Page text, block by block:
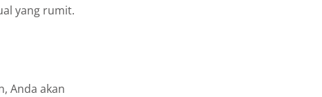
yang rumit.
Anda akan